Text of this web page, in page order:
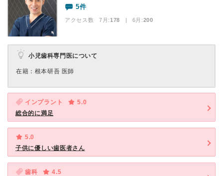
5件
アクセス数 7月:178 | 6月:200
小児歯科専門医について
在籍：根本研吾 医師
インプラント
5.0
総合的に満足
5.0
子供に優しい歯医者さん
歯科
4.5